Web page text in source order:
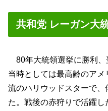
共和党 レーガン大
80年大統領選挙に勝利、
当時としては最高齢のア
流のハリウッドスターで
た。戦後の赤狩りで活躍